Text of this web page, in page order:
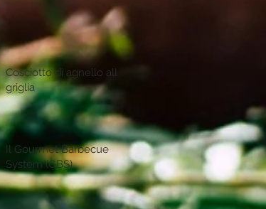
Cosciotto di agnello alla
griglia
Il Gourmet Barbecue
System (GBS)